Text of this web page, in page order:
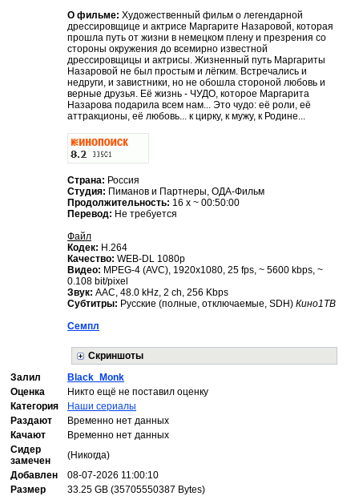
О фильме: Художественный фильм о легендарной
дрессировщице и актрисе Маргарите Назаровой, которая
прошла путь от жизни в немецком плену и презрения со
стороны окружения до всемирно известной
дрессировщицы и актрисы. Жизненный путь Маргариты
Назаровой не был простым и лёгким. Встречались и
недруги, и завистники, но не обошла стороной любовь и
верные друзья. Её жизнь - ЧУДО, которое Маргарита
Назарова подарила всем нам... Это чудо: её роли, её
аттракционы, её любовь... к цирку, к мужу, к Родине...
Страна: Россия
Студия: Пиманов и Партнеры, ОДА-Фильм
Продолжительность: 16 x ~ 00:50:00
Перевод: Не требуется
Файл
Кодек: H.264
Качество: WEB-DL 1080p
Видео: MPEG-4 (AVC), 1920x1080, 25 fps, ~ 5600 kbps, ~
0.108 bit/pixel
Звук: AAC, 48.0 kHz, 2 ch, 256 Kbps
Субтитры: Русские (полные, отключаемые, SDH) Кино1ТВ
Семпл
Скриншоты
Залил
Black_Monk
Оценка
Никто ещё не поставил оценку
Категория
Наши сериалы
Раздают
Временно нет данных
Качают
Временно нет данных
Сидер
замечен
(Никогда)
Добавлен
08-07-2026 11:00:10
Размер
33.25 GB (35705550387 Bytes)